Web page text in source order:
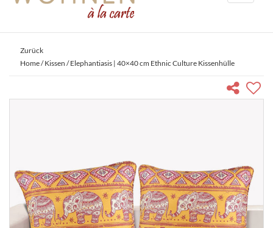
Zurück
Home/Kissen / Elephantiasis | 40×40 cm Ethnic Culture Kissenhülle